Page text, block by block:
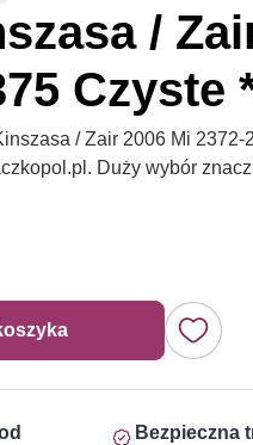
/
Czyste
/ Zair 2006 Mi 2372-
Duży wybór
Bezpieczna